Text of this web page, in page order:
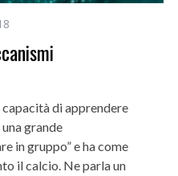
di apprendere
grande
in gruppo” e ha come
il calcio. Ne parla un